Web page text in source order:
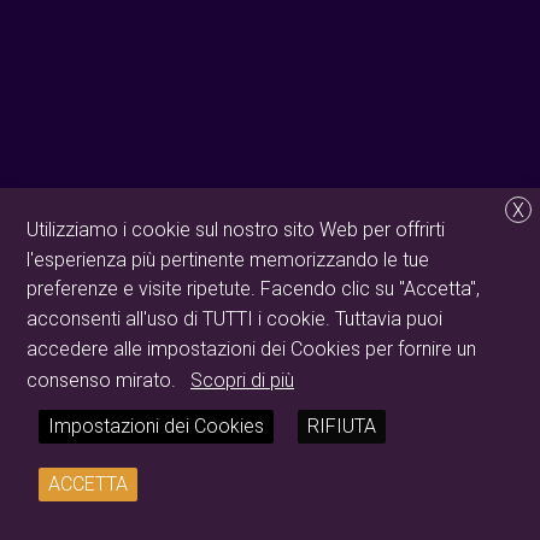
X
Utilizziamo i cookie sul nostro sito Web per offrirti
l'esperienza più pertinente memorizzando le tue
preferenze e visite ripetute. Facendo clic su "Accetta",
acconsenti all'uso di TUTTI i cookie. Tuttavia puoi
accedere alle impostazioni dei Cookies per fornire un
consenso mirato.
Scopri di più
Impostazioni dei Cookies
RIFIUTA
ACCETTA